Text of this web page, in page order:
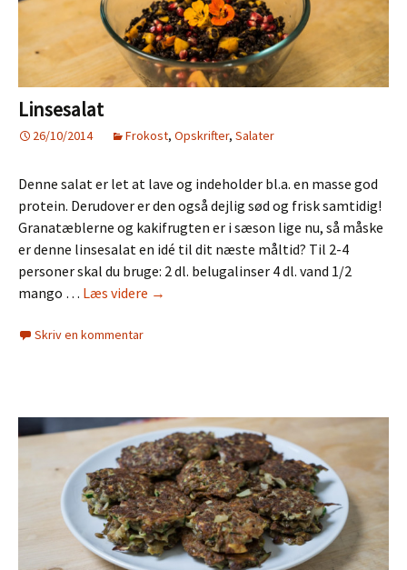
Linsesalat
26/10/2014 Frokost, Opskrifter, Salater
Denne salat er let at lave og indeholder bl.a. en masse god
protein. Derudover er den også dejlig sød og frisk samtidig!
Granatæblerne og kakifrugten er i sæson lige nu, så måske
er denne linsesalat en idé til dit næste måltid? Til 2-4
personer skal du bruge: 2 dl. belugalinser 4 dl. vand 1/2
mango … Læs videre Linsesalat
→
Skriv en kommentar